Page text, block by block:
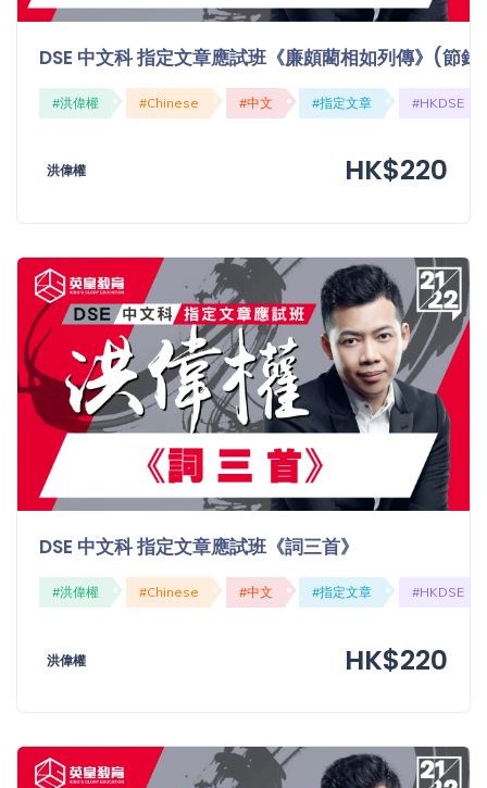
DSE 中文科 指定文章應試班《廉頗藺相如列傳》(節
#洪偉權 #Chinese #中文 #指定文章 #HKDSE
洪偉權 HK$220
DSE 中文科 指定文章應試班《詞三首》
#洪偉權 #Chinese #中文 #指定文章 #HKDSE
洪偉權 HK$220